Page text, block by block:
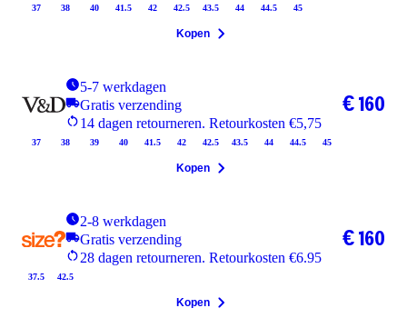
37 38 40 41.5 42 42.5 43.5 44 44.5 45
Kopen
5-7 werkdagen
Gratis verzending
14 dagen retourneren. Retourkosten €5,75
37 38 39 40 41.5 42 42.5 43.5 44 44.5 45
€ 160
Kopen
2-8 werkdagen
Gratis verzending
28 dagen retourneren. Retourkosten €6.95
37.5 42.5
€ 160
Kopen